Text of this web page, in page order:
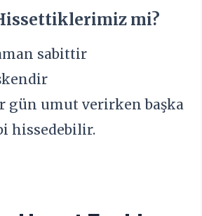
mi?
sabittir
gün umut verirken başka
hissedebilir.